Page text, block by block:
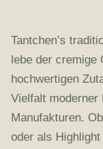
Tantchen’s
lebe der
hochwertigen
Vielfalt moderner
Manufakturen.
oder als